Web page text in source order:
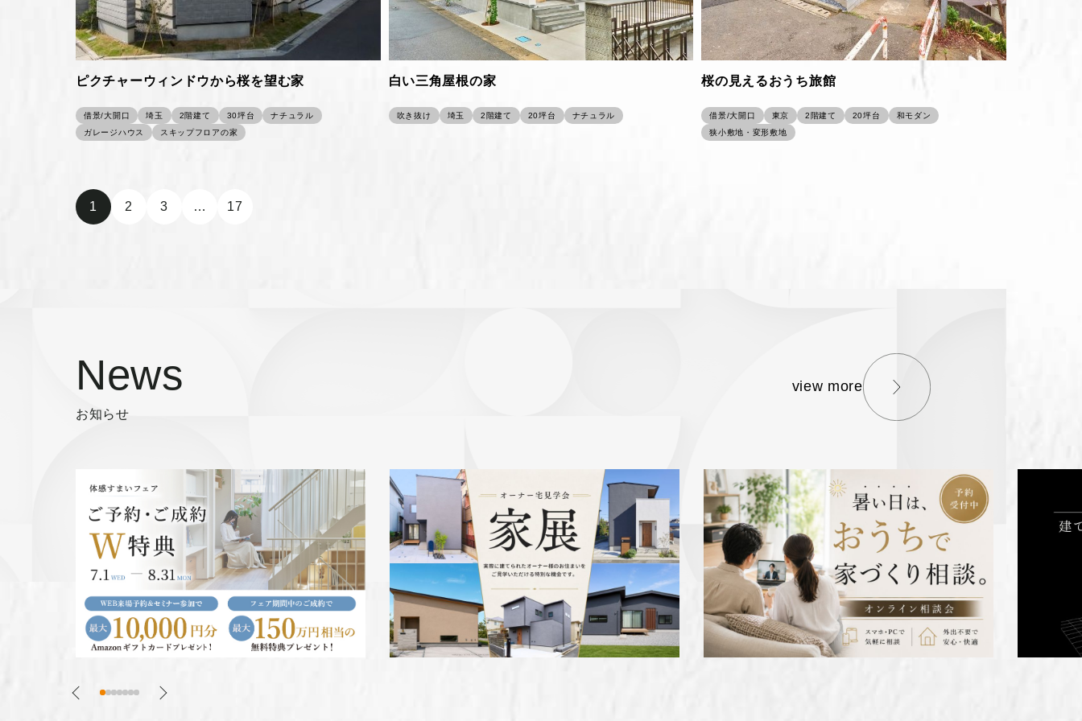
ピクチャーウィンドウから桜を望む家
借景/大開口 埼玉 2階建て 30坪台
ナチュラル
ガレージハウス
スキップフロアの家
白い三角屋根の家
吹き抜け 埼玉 2階建て 20坪台 ナチュラル
桜の見えるおうち旅館
借景/大開口 東京 2階建て 20坪台
和モダン
狭小敷地・変形敷地
1 2 3 … 17
News
お知らせ
view more